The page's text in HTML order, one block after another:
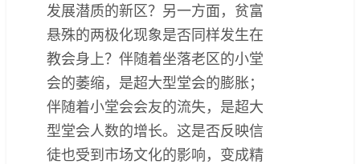
发展潜质的新区？另一方面，贫富
悬殊的两极化现象是否同样发生在
教会身上？伴随着坐落老区的小堂
会的萎缩，是超大型堂会的膨胀；
伴随着小堂会会友的流失，是超大
型堂会人数的增长。这是否反映信
徒也受到市场文化的影响，变成精